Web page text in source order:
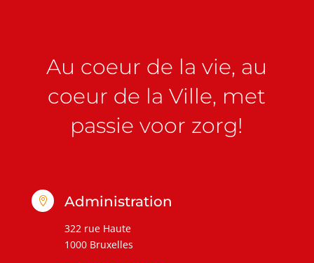
Au coeur de la vie, au
coeur de la Ville, met
passie voor zorg!
 Administration
322 rue Haute
1000 Bruxelles